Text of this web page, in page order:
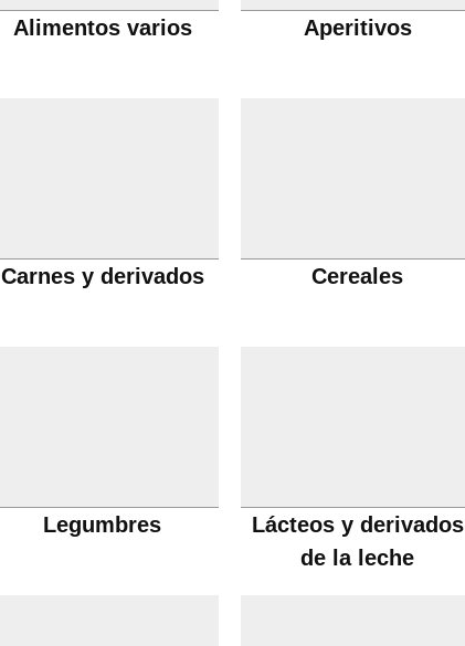
Alimentos varios Aperitivos
Carnes y derivados Cereales
Legumbres
Lácteos y derivados
de la leche